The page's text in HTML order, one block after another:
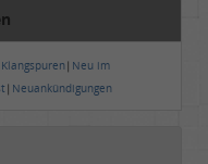
Klangspuren| Neu im
| Neuankündigungen